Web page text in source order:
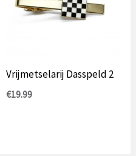
Vrijmetselarij Dasspeld 2
€19.99